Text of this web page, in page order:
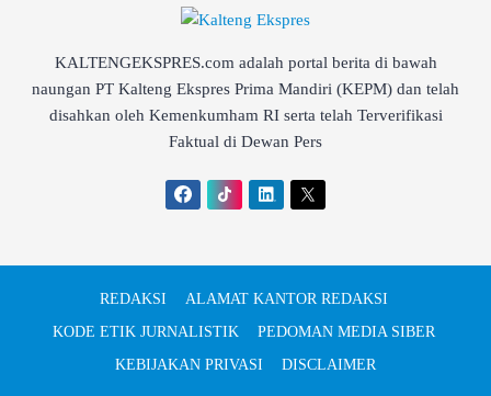
KALTENGEKSPRES.com adalah portal berita di bawah
naungan PT Kalteng Ekspres Prima Mandiri (KEPM) dan telah
disahkan oleh Kemenkumham RI serta telah Terverifikasi
Faktual di Dewan Pers
REDAKSI
ALAMAT KANTOR REDAKSI
KODE ETIK JURNALISTIK
PEDOMAN MEDIA SIBER
KEBIJAKAN PRIVASI
DISCLAIMER